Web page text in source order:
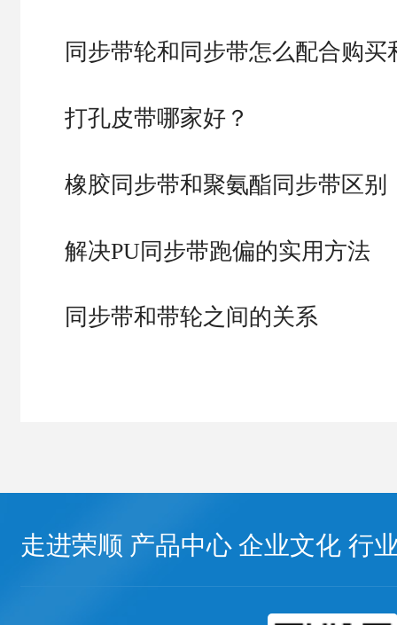
同步带轮和同步带怎么配合购
打孔皮带哪家好？
橡胶同步带和聚氨酯同步带区别
解决PU同步带跑偏的实用方法
同步带和带轮之间的关系
走进荣顺 产品中心 企业文化 行